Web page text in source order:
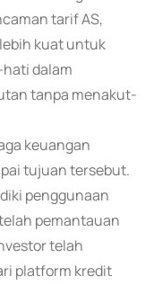
tarif AS,
kuat untuk
dalam
tanpa menakut-
keuangan
tujuan tersebut.
penggunaan
pemantauan
telah
platform kredit